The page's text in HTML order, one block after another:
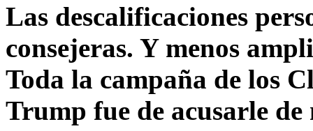
Las descalificaciones
consejeras. Y menos
Toda la campaña de los
Trump fue de acusarle